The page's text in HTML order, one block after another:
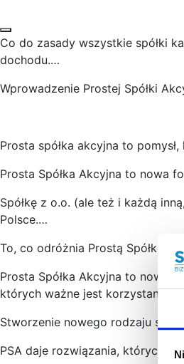
Co do zasady wszystkie spółki
dochodu.…
Wprowadzenie Prostej Spółki
Prosta spółka akcyjna to
Prosta Spółka Akcyjna to nowa
Spółkę z o.o. (ale też i każdą
Polsce.…
To, co odróżnia Prostą Spółkę
Prosta Spółka Akcyjna to nowa
których ważne jest korzystanie z
Stworzenie nowego rodzaju
PSA daje rozwiązania, których